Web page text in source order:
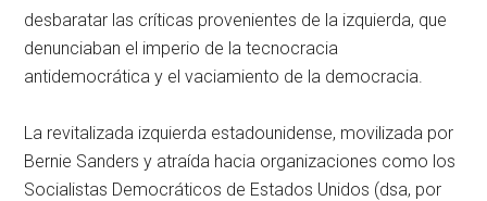
desbaratar las críticas provenientes de la izquierda, que
denunciaban el imperio de la tecnocracia
antidemocrática y el vaciamiento de la democracia.
La revitalizada izquierda estadounidense, movilizada por
Bernie Sanders y atraída hacia organizaciones como los
Socialistas Democráticos de Estados Unidos (dsa, por